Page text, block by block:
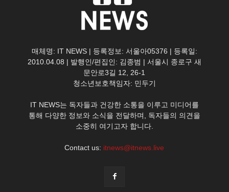
매체명: IT NEWS | 등록정보: 서울아05376 | 등록일:
2010.04.08 | 발행인/편집인: 김종범 | 서울시 종로구 새
문안로3길 12, 26-1
청소년보호책임자: 민두기
IT NEWS는 독자들과 건강한 소통을 이루고 미디어를
통해 다양한 정보와 소식을 전달하며, 독자들의 의견을
소중히 여기고자 합니다.
Contact us: itnews@itnews.live